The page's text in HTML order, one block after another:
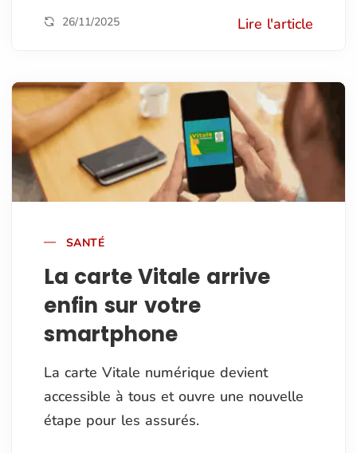
26/11/2025 Lire l'article
SANTÉ
La carte Vitale arrive
enfin sur votre
smartphone
La carte Vitale numérique devient
accessible à tous et ouvre une nouvelle
étape pour les assurés.